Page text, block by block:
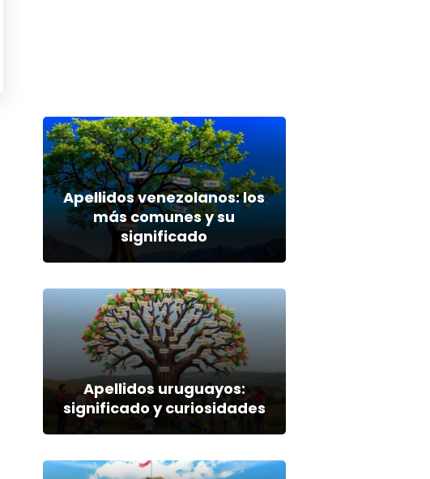
Apellidos venezolanos: los
más comunes y su
significado
Apellidos uruguayos:
significado y curiosidades